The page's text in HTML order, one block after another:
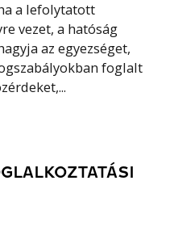
a lefolytatott
vezet, a hatóság
az egyezséget,
foglalt